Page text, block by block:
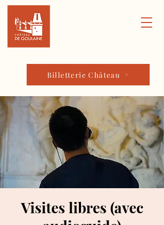
Billetterie Château
Visites libres (avec